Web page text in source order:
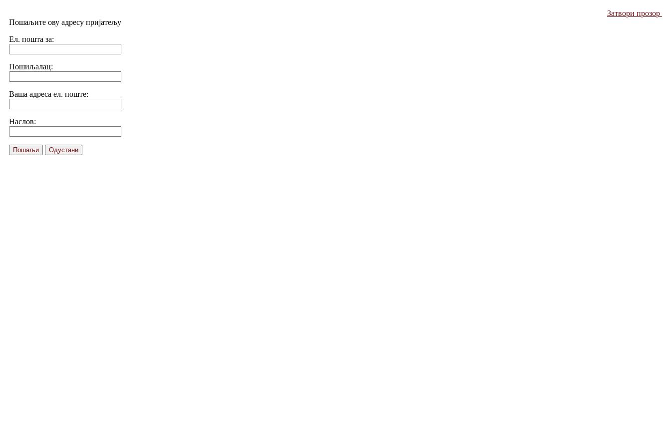
Затвори прозор
Пошаљите ову адресу пријатељу
Ел. пошта за:
Пошиљалац:
Ваша адреса ел. поште:
Наслов:
Пошаљи Одустани